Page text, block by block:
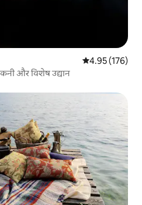
औसत रेटिंग 5 में से
4.95 (176)
और विशेष उद्यान